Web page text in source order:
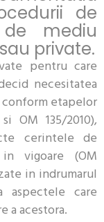
de
mediu
private.
pentru care
necesitatea
etapelor
OM 135/2010),
cerintele de
vigoare (OM
in indrumarul
care
a acestora.